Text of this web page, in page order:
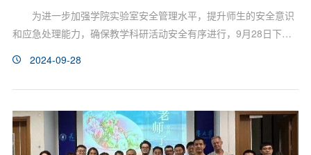
为进一步加强学院实验室安全管理水平，提升师生的安全意识
和应急处理能力，确保教学科研活动安全有序进行，9月28日下
合近期实验室多发的安全隐患实例，深入剖析了隐患原因、危害及
理，关注消防安全、化学品存储、电器使用、废弃物处理等关键
环...
2024-09-28